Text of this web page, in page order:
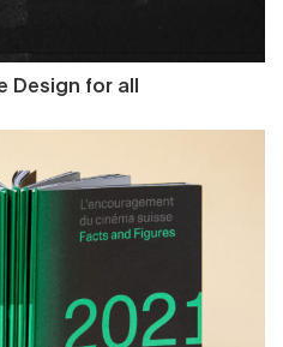
Design for all